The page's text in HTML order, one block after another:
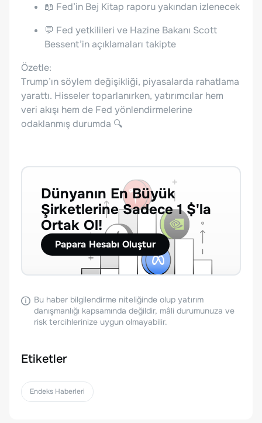
📖 Fed’in Bej Kitap raporu yakından izlenecek
💬 Fed yetkilileri ve Hazine Bakanı Scott
Bessent’in açıklamaları takipte
Özetle:
Trump’ın söylem değişikliği, piyasalarda rahatlama
yarattı. Hisseler toparlanırken, yatırımcılar hem
veri akışı hem de Fed yönlendirmelerine
odaklanmış durumda 🔍
Dünyanın En Büyük
Şirketlerine Sadece 1 $'la
Ortak Ol!
Papara Hesabı Oluştur
Bu haber bilgilendirme niteliğinde olup yatırım
danışmanlığı kapsamında değildir, mâli durumunuza ve
risk tercihlerinize uygun olmayabilir.
Etiketler
Endeks Haberleri